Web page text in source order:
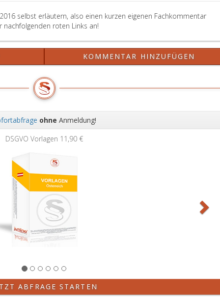
selbst erläutern, also einen kurzen eigenen Fachkommentar
nachfolgenden roten Links an!
KOMMENTAR HINZUFÜGEN
ohne Anmeldung!
DSGVO Vorlagen 11,90 €
ABFRAGE STARTEN